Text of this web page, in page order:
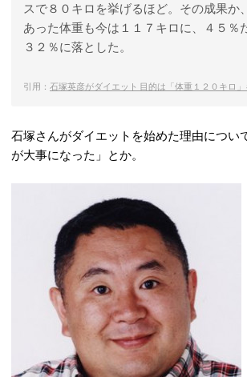
スで８０キロを挙げるほど。その成果か
あった体重も今は１１７キロに、４５％
３２％に落とした。
引用： 石塚英彦がダイエット 目的は「体重１２０キロ」
石塚さんがダイエットを始めた理由につい
が大事になった」とか。